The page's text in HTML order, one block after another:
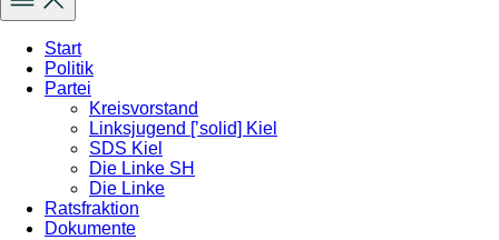
Start
Politik
Partei
Kreisvorstand
Linksjugend [’solid] Kiel
SDS Kiel
Die Linke SH
Die Linke
Ratsfraktion
Dokumente